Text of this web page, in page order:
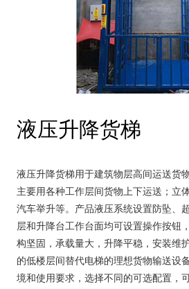
液压升降货梯
液压升降货梯用于建筑物层高间运送货
主要用各种工作层间货物上下运送；立
汽车举升等。产品液压系统设置防坠、
层和升降台工作台面均可设置操作按钮
构坚固，承载量大，升降平稳，安装维
的低楼层间替代电梯的理想货物输送设
境和使用要求，选择不同的可选配置，